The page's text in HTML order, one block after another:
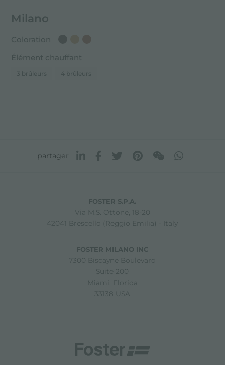
Milano
Coloration
Élément chauffant
3 brûleurs 4 brûleurs
partager
FOSTER S.P.A.
Via M.S. Ottone, 18-20
42041 Brescello (Reggio Emilia) - Italy
FOSTER MILANO INC
7300 Biscayne Boulevard
Suite 200
Miami, Florida
33138 USA